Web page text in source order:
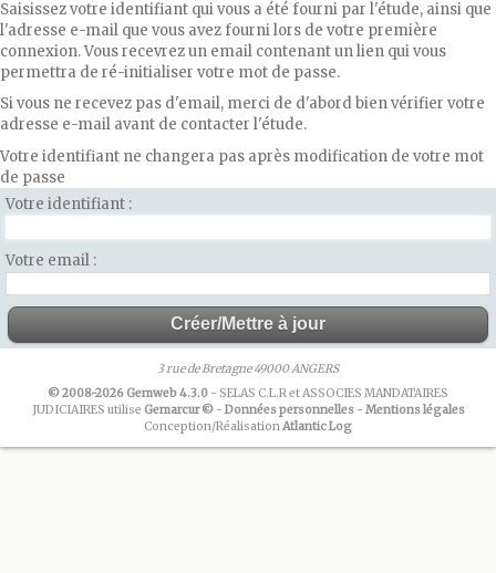
Saisissez votre identifiant qui vous a été fourni par l'étude, ainsi que
l'adresse e-mail que vous avez fourni lors de votre première
connexion. Vous recevrez un email contenant un lien qui vous
permettra de ré-initialiser votre mot de passe.
Si vous ne recevez pas d'email, merci de d'abord bien vérifier votre
adresse e-mail avant de contacter l'étude.
Votre identifiant ne changera pas après modification de votre mot
de passe
Votre identifiant
Votre email
3 rue de Bretagne 49000 ANGERS
© 2008-2026 Gemweb 4.3.0 - SELAS C.L.R et ASSOCIES MANDATAIRES
JUDICIAIRES utilise Gemarcur ©- Données personnelles- Mentions légales
Conception/RéalisationAtlantic Log